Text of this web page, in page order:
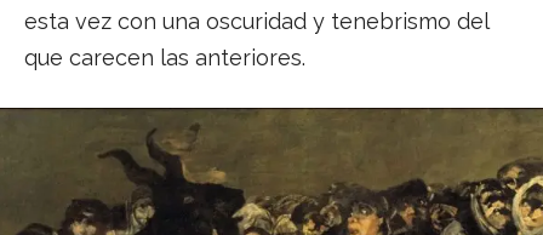
esta vez con una oscuridad y tenebrismo del
que carecen las anteriores.